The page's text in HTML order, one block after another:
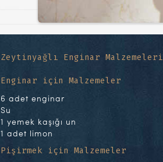
Zeytinyağlı Enginar Malzemeleri
Enginar için Malzemeler
6 adet enginar
Su
1 yemek kaşığı un
1 adet limon
Pişirmek için Malzemeler